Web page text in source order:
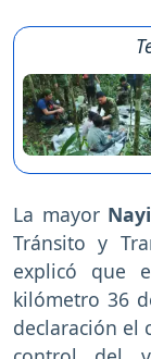
La mayor
Tránsito y
explicó que
kilómetro 36
declaración el